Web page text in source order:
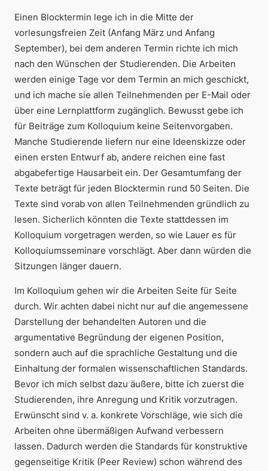
Einen Blocktermin lege ich in die Mitte der
vorlesungsfreien Zeit (Anfang März und Anfang
September), bei dem anderen Termin richte ich mich
nach den Wünschen der Studierenden. Die Arbeiten
werden einige Tage vor dem Termin an mich geschickt,
und ich mache sie allen Teilnehmenden per E-Mail oder
über eine Lernplattform zugänglich. Bewusst gebe ich
für Beiträge zum Kolloquium keine Seitenvorgaben.
Manche Studierende liefern nur eine Ideenskizze oder
einen ersten Entwurf ab, andere reichen eine fast
abgabefertige Hausarbeit ein. Der Gesamtumfang der
Texte beträgt für jeden Blocktermin rund 50 Seiten. Die
Texte sind vorab von allen Teilnehmenden gründlich zu
lesen. Sicherlich könnten die Texte stattdessen im
Kolloquium vorgetragen werden, so wie Lauer es für
Kolloquiumsseminare vorschlägt. Aber dann würden die
Sitzungen länger dauern.
Im Kolloquium gehen wir die Arbeiten Seite für Seite
durch. Wir achten dabei nicht nur auf die angemessene
Darstellung der behandelten Autoren und die
argumentative Begründung der eigenen Position,
sondern auch auf die sprachliche Gestaltung und die
Einhaltung der formalen wissenschaftlichen Standards.
Bevor ich mich selbst dazu äußere, bitte ich zuerst die
Studierenden, ihre Anregung und Kritik vorzutragen.
Erwünscht sind v. a. konkrete Vorschläge, wie sich die
Arbeiten ohne übermäßigen Aufwand verbessern
lassen. Dadurch werden die Standards für konstruktive
gegenseitige Kritik (Peer Review) schon während des